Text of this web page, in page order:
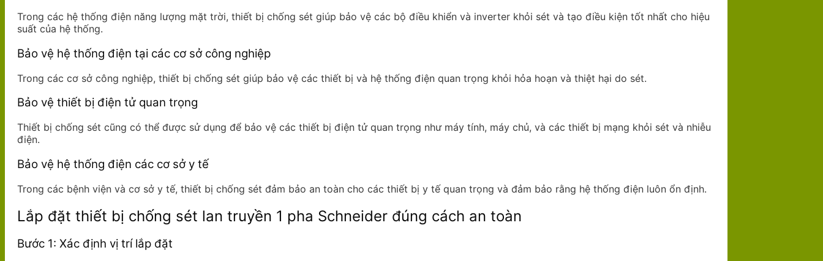
Trong các hệ thống điện năng lượng mặt trời, thiết bị chống sét giúp bảo vệ các bộ điều khiển và inverter khỏi sét và tạo điều kiện tốt nhất cho hiệu
suất của hệ thống.
Bảo vệ hệ thống điện tại các cơ sở công nghiệp
Trong các cơ sở công nghiệp, thiết bị chống sét giúp bảo vệ các thiết bị và hệ thống điện quan trọng khỏi hỏa hoạn và thiệt hại do sét.
Bảo vệ thiết bị điện tử quan trọng
Thiết bị chống sét cũng có thể được sử dụng để bảo vệ các thiết bị điện tử quan trọng như máy tính, máy chủ, và các thiết bị mạng khỏi sét và nhiễu
điện.
Bảo vệ hệ thống điện các cơ sở y tế
Trong các bệnh viện và cơ sở y tế, thiết bị chống sét đảm bảo an toàn cho các thiết bị y tế quan trọng và đảm bảo rằng hệ thống điện luôn ổn định.
Lắp đặt thiết bị chống sét lan truyền 1 pha Schneider đúng cách an toàn
Bước 1: Xác định vị trí lắp đặt